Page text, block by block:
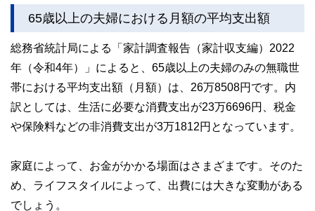
かしく感じられる年金や税金、相続、保険、ローンなどの話
をわかりやすく発信している点です。
執筆者・監修者による執筆体制を築くことで、内容のわかり
やすさはもちろんのこと、読み応えのあるコンテンツと確か
な情報発信を実現しています。
コンシェルジュを目指します。
65歳以上の夫婦における月額の平均支出額
総務省統計局による「家計調査報告（家計収支編）2022
年（令和4年）」によると、65歳以上の夫婦のみの無職世
帯における平均支出額（月額）は、26万8508円です。内
訳としては、生活に必要な消費支出が23万6696円、税金
や保険料などの非消費支出が3万1812円となっています。
家庭によって、お金がかかる場面はさまざまです。そのた
め、ライフスタイルによって、出費には大きな変動がある
でしょう。